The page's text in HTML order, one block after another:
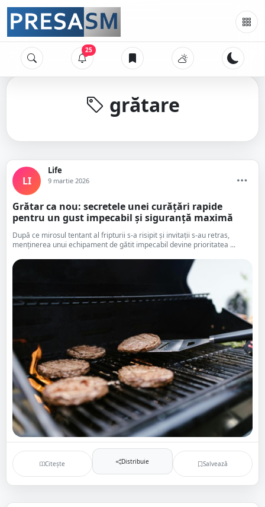
25
grătare
LI
Life
9 martie 2026
Grătar ca nou: secretele unei curățări rapide
pentru un gust impecabil și siguranță maximă
După ce mirosul tentant al fripturii s-a risipit și invitații s-au retras,
menținerea unui echipament de gătit impecabil devine prioritatea ...
Citește Distribuie Salvează